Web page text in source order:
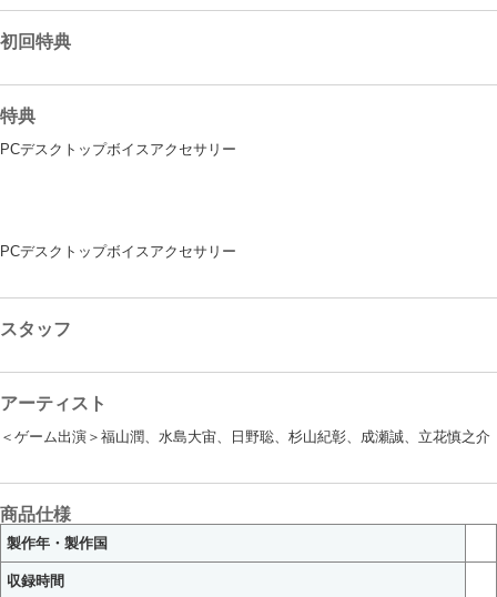
初回特典
特典
PCデスクトップボイスアクセサリー
PCデスクトップボイスアクセサリー
スタッフ
アーティスト
＜ゲーム出演＞福山潤、水島大宙、日野聡、杉山紀彰、成瀬誠、立花慎之介
商品仕様
製作年・製作国
収録時間